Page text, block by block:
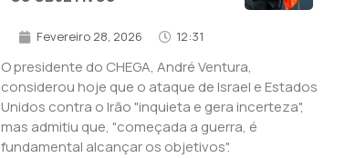
Fevereiro 28, 2026 12:31
O presidente do CHEGA, André Ventura,
considerou hoje que o ataque de Israel e Estados
Unidos contra o Irão "inquieta e gera incerteza",
mas admitiu que, "começada a guerra, é
fundamental alcançar os objetivos".